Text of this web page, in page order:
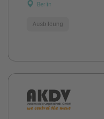
Berlin
Ausbildung